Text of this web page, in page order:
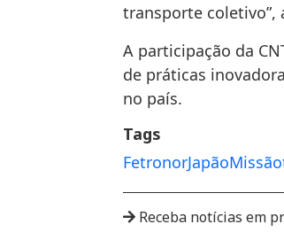
transporte coletivo”,
A participação da
de práticas
no país.
Tags
FetronorJapãoMissão
Receba notícias em